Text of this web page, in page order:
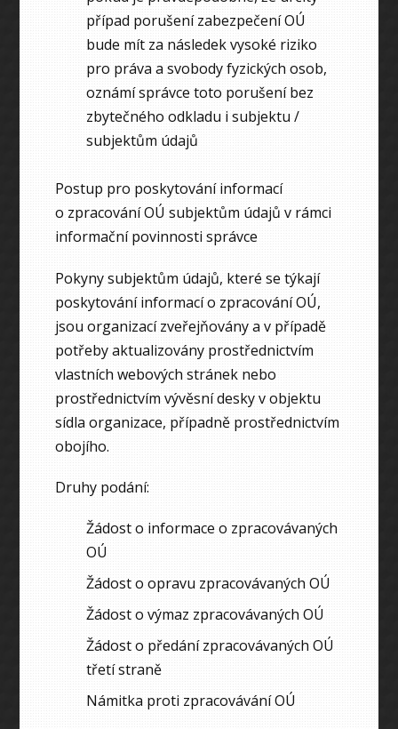
případ porušení zabezpečení OÚ
bude mít za následek vysoké riziko
pro práva a svobody fyzických osob,
oznámí správce toto porušení bez
zbytečného odkladu i subjektu /
subjektům údajů
Postup pro poskytování informací
o zpracování OÚ subjektům údajů v rámci
informační povinnosti správce
Pokyny subjektům údajů, které se týkají
poskytování informací o zpracování OÚ,
jsou organizací zveřejňovány a v případě
potřeby aktualizovány prostřednictvím
vlastních webových stránek nebo
prostřednictvím vývěsní desky v objektu
sídla organizace, případně prostřednictvím
obojího.
Druhy podání:
Žádost o informace o zpracovávaných
OÚ
Žádost o opravu zpracovávaných OÚ
Žádost o výmaz zpracovávaných OÚ
Žádost o předání zpracovávaných OÚ
třetí straně
Námitka proti zpracovávání OÚ